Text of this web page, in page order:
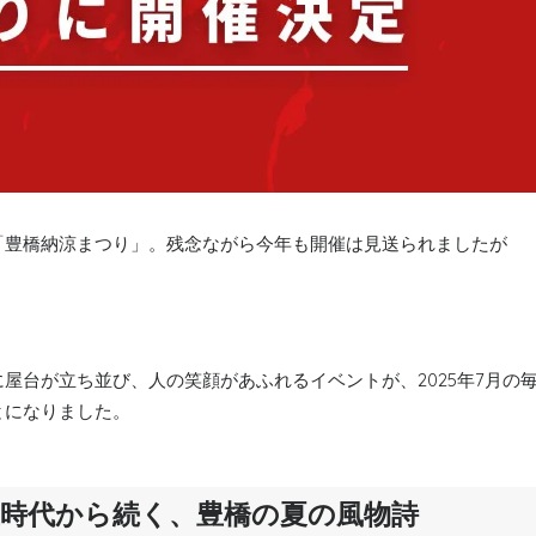
橋納涼まつり」。残念ながら今年も開催は見送られましたが
台が立ち並び、人の笑顔があふれるイベントが、2025年7月の
なりました。
代から続く、豊橋の夏の風物詩